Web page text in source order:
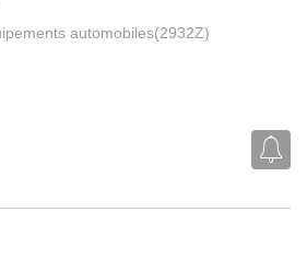
automobiles(2932Z)